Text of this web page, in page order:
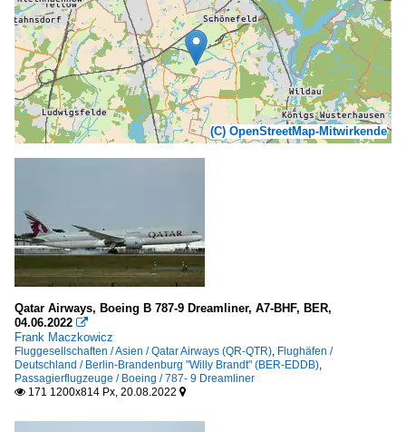
(C) OpenStreetMap-Mitwirkende
Qatar Airways, Boeing B 787-9 Dreamliner, A7-BHF, BER,
04.06.2022 
Frank Maczkowicz
Fluggesellschaften / Asien / Qatar Airways (QR-QTR) Flughäfen /
Deutschland / Berlin-Brandenburg "Willy Brandt" (BER-EDDB)
Passagierflugzeuge / Boeing / 787- 9 Dreamliner
 171 1200x814 Px, 20.08.2022 